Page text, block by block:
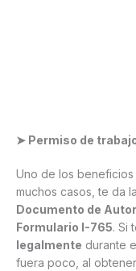
➤ Permiso de
Uno de los
muchos casos, te da
Documento de
Formulario I-765. Si
legalmente durante
fuera poco, al